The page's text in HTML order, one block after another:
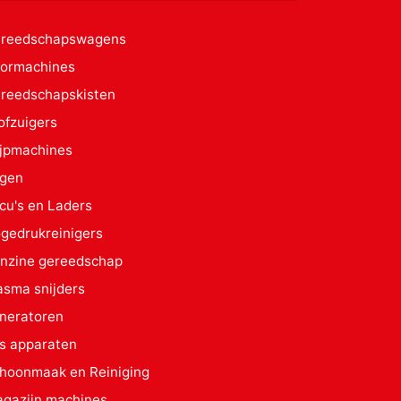
en Laders
gereedschap
snijders
apparaten
en Reiniging